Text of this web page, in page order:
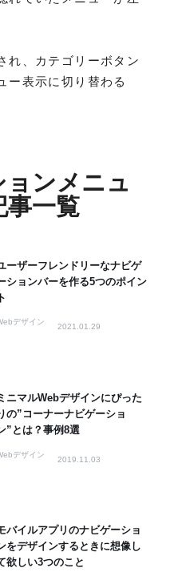
れ、カテゴリーボタン
ー表示に切り替わる
ョンメニュ
事一覧
ーザーフレンドリーなナビゲ
ションバーを作る5つのポイン
ト
デザイン
2021.01.29
ニマルWebデザインにぴった
の”コーナーナビゲーショ
”とは？事例8選
デザイン
2019.11.03
バイルアプリのナビゲーショ
をデザインするときに想像し
欲しい3つのこと